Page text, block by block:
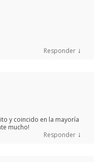
Responder ↓
y coincido en la mayoría
mucho!
Responder ↓